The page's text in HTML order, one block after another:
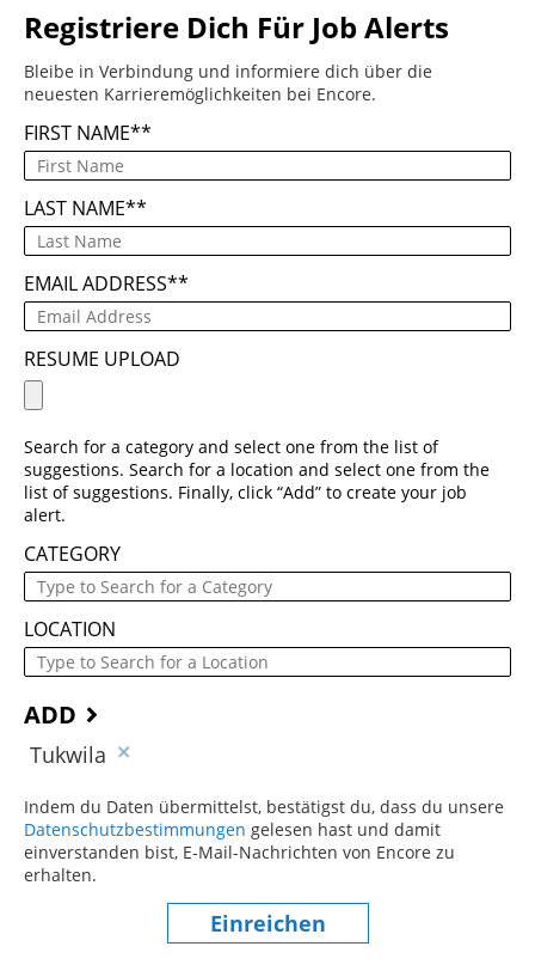
Registriere Dich Für Job Alerts
Bleibe in Verbindung und informiere dich über die
neuesten Karrieremöglichkeiten bei Encore.
FIRST NAME*
LAST NAME*
EMAIL ADDRESS*
RESUME UPLOAD
Search for a category and select one from the list of
suggestions. Search for a location and select one from the
list of suggestions. Finally, click “Add” to create your job
alert.
CATEGORY
LOCATION
ADD
Tukwila
Indem du Daten übermittelst, bestätigst du, dass du unsere
Datenschutzbestimmungen (dieser Inhalt öffnet sich in einem
gelesen hast und damit
einverstanden bist, E-Mail-Nachrichten von Encore zu
erhalten.
Einreichen